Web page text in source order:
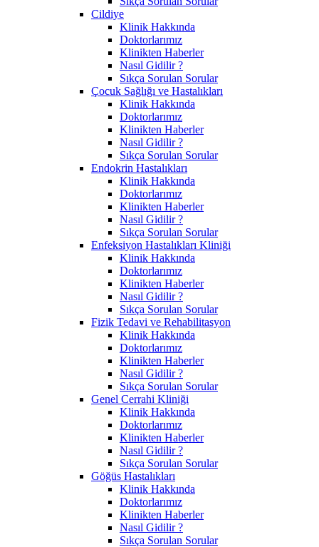
Cildiye
Klinik Hakkında
Doktorlarımız
Klinikten Haberler
Nasıl Gidilir ?
Sıkça Sorulan Sorular
Çocuk Sağlığı ve Hastalıkları
Klinik Hakkında
Doktorlarımız
Klinikten Haberler
Nasıl Gidilir ?
Sıkça Sorulan Sorular
Endokrin Hastalıkları
Klinik Hakkında
Doktorlarımız
Klinikten Haberler
Nasıl Gidilir ?
Sıkça Sorulan Sorular
Enfeksiyon Hastalıkları Kliniği
Klinik Hakkında
Doktorlarımız
Klinikten Haberler
Nasıl Gidilir ?
Sıkça Sorulan Sorular
Fizik Tedavi ve Rehabilitasyon
Klinik Hakkında
Doktorlarımız
Klinikten Haberler
Nasıl Gidilir ?
Sıkça Sorulan Sorular
Genel Cerrahi Kliniği
Klinik Hakkında
Doktorlarımız
Klinikten Haberler
Nasıl Gidilir ?
Sıkça Sorulan Sorular
Göğüs Hastalıkları
Klinik Hakkında
Doktorlarımız
Klinikten Haberler
Nasıl Gidilir ?
Sıkça Sorulan Sorular